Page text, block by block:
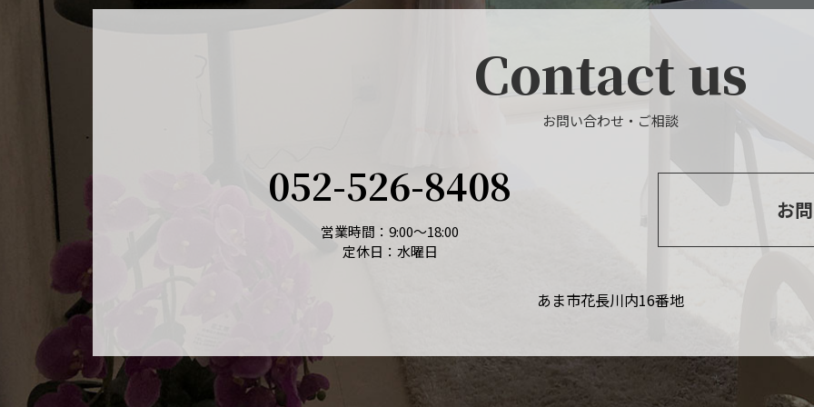
Contact us
お問い合わせ・ご相談
052-526-8408
営業時間：9:00～18:00
定休日：水曜日
お
あま市花長川内16番地